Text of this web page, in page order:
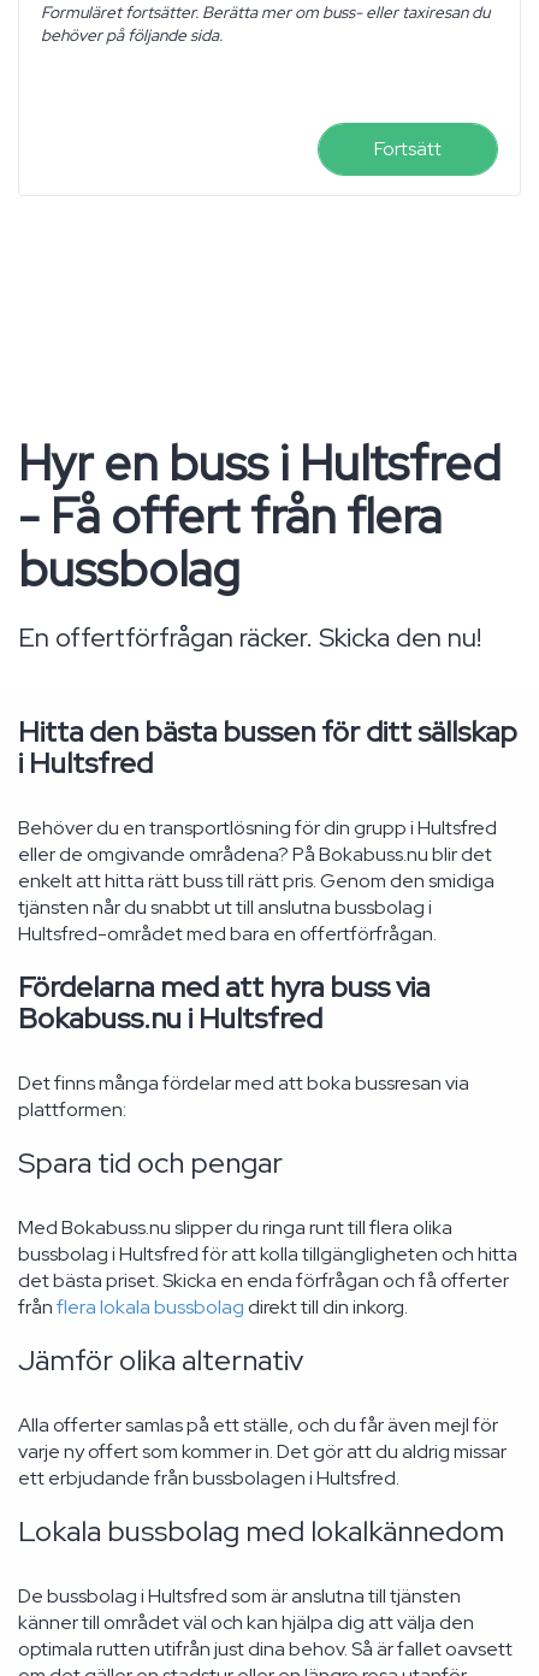
Formuläret fortsätter. Berätta mer om buss- eller taxiresan du
behöver på följande sida.
Fortsätt
Hyr en buss i Hultsfred
- Få offert från flera
bussbolag
En offertförfrågan räcker. Skicka den nu!
Hitta den bästa bussen för ditt sällskap
i Hultsfred
Behöver du en transportlösning för din grupp i Hultsfred
eller de omgivande områdena? På Bokabuss.nu blir det
enkelt att hitta rätt buss till rätt pris. Genom den smidiga
tjänsten når du snabbt ut till anslutna bussbolag i
Hultsfred-området med bara en offertförfrågan.
Fördelarna med att hyra buss via
Bokabuss.nu i Hultsfred
Det finns många fördelar med att boka bussresan via
plattformen:
Spara tid och pengar
Med Bokabuss.nu slipper du ringa runt till flera olika
bussbolag i Hultsfred för att kolla tillgängligheten och hitta
det bästa priset. Skicka en enda förfrågan och få offerter
frånflera lokala bussbolag direkt till din inkorg.
Jämför olika alternativ
Alla offerter samlas på ett ställe, och du får även mejl för
varje ny offert som kommer in. Det gör att du aldrig missar
ett erbjudande från bussbolagen i Hultsfred.
Lokala bussbolag med lokalkännedom
De bussbolag i Hultsfred som är anslutna till tjänsten
känner till området väl och kan hjälpa dig att välja den
optimala rutten utifrån just dina behov. Så är fallet oavsett